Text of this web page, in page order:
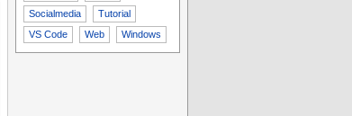
Socialmedia
Tutorial
VS Code
Web Windows